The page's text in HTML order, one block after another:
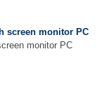
screen monitor PC
monitor PC